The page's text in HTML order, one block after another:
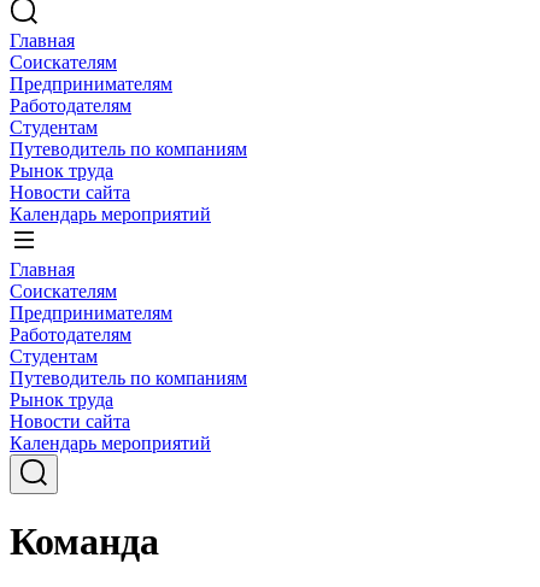
Главная
Соискателям
Предпринимателям
Работодателям
Студентам
Путеводитель по компаниям
Рынок труда
Новости сайта
Календарь мероприятий
Главная
Соискателям
Предпринимателям
Работодателям
Студентам
Путеводитель по компаниям
Рынок труда
Новости сайта
Календарь мероприятий
Команда